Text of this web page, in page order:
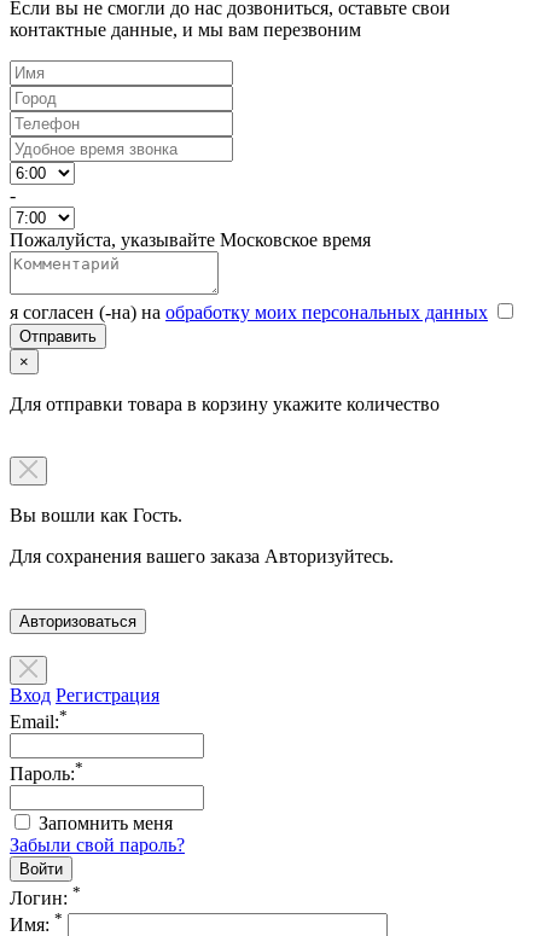
Если вы не смогли до нас дозвониться, оставьте свои
контактные данные, и мы вам перезвоним
-
Пожалуйста, указывайте Московское время
я согласен (-на) на обработку моих персональных данных
×
Для отправки товара в корзину укажите количество
Вы вошли как Гость.
Для сохранения вашего заказа Авторизуйтесь.
Авторизоваться
Вход Регистрация
Email:*
Пароль:*
Запомнить меня
Забыли свой пароль?
Логин: *
Имя: *